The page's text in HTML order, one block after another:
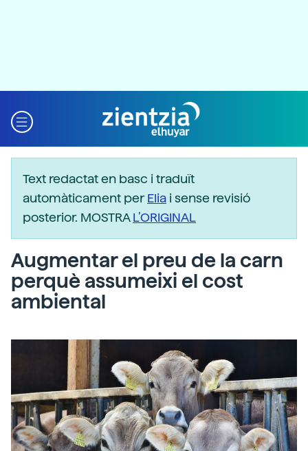
Text redactat en basc i traduït
automàticament perElia i sense revisió
posterior. MOSTRAL’ORIGINAL
Augmentar el preu de la carn
perquè assumeixi el cost
ambiental